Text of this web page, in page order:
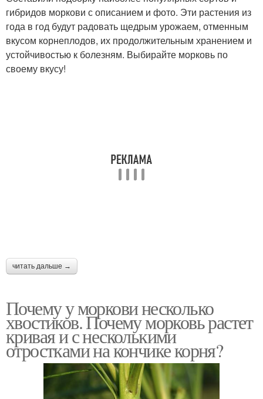
гибридов моркови с описанием и фото. Эти растения из
года в год будут радовать щедрым урожаем, отменным
вкусом корнеплодов, их продолжительным хранением и
устойчивостью к болезням. Выбирайте морковь по
своему вкусу!
читать дальше →
Почему у моркови несколько
хвостиков. Почему морковь растет
кривая и с несколькими
отростками на кончике корня?